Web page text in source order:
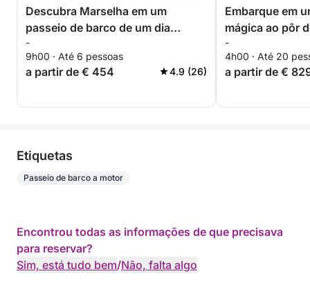
Descubra Marselha em um
passeio de barco de um dia
inteiro.
-
9h00 · Até 6 pessoas
a partir de € 454 4.9 (26)
Embarque em
mágica ao pôr
-
4h00 · Até 20
a partir de €
Etiquetas
Passeio de barco a motor
Encontrou todas as informações de que precisava
para reservar?
Sim, está tudo bem/Não, falta algo